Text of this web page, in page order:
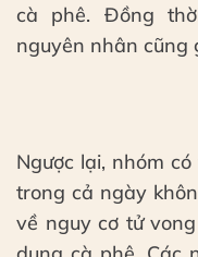
cà phê. Đồng
nguyên nhân cũng
Ngược lại, nhóm
trong cả ngày
về nguy cơ tử